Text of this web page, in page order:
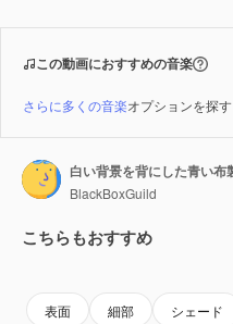
この動画におすすめの音楽
さらに多くの音楽オプションを探す
BlackBoxGuild
こちらもおすすめ
表面 細部 シェード